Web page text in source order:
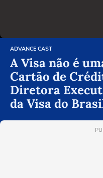
ADVANCE CAST
A Visa não é
Cartão de
Diretora
da Visa do